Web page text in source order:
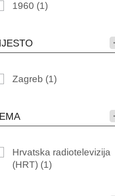
1960 (1)
Zagreb (1)
Hrvatska radiotelevizija
(HRT) (1)